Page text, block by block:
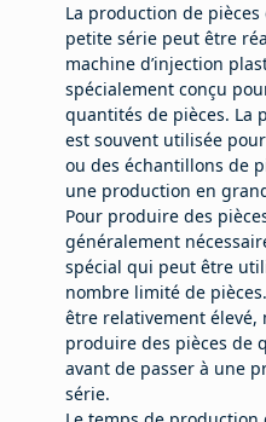
La production de
petite série peut être
machine d’injection
spécialement conçu
quantités de pièces. La
est souvent utilisée
ou des échantillons de
une production en
Pour produire des
généralement
spécial qui peut être
nombre limité de
être relativement élevé,
produire des pièces de
avant de passer à une
série.